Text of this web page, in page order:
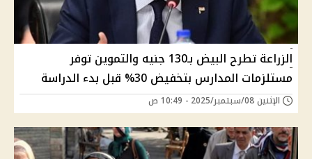
الزراعة تطرح البيض بـ130 جنيه والتموين توفر
مستلزمات المدارس بتخفيض 30% قبل بدء الدراسة
الإثنين 08/سبتمبر/2025 - 10:49 ص